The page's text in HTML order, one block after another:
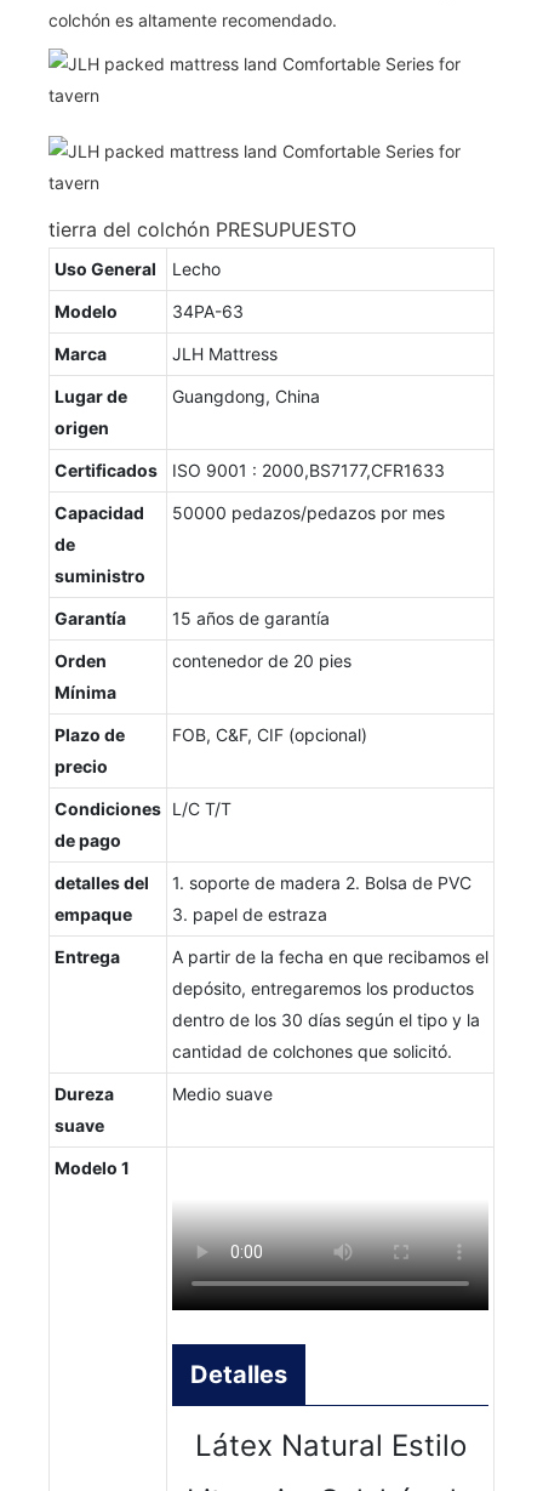
colchón es altamente recomendado.
tierra del colchón PRESUPUESTO
Uso General Lecho
Modelo 34PA-63
Marca JLH Mattress
Lugar de
origen
Guangdong, China
Certificados ISO 9001 : 2000,BS7177,CFR1633
Capacidad
de
suministro
50000 pedazos/pedazos por mes
Garantía 15 años de garantía
Orden
Mínima
contenedor de 20 pies
Plazo de
precio
FOB, C&F, CIF (opcional)
Condiciones
de pago
L/C T/T
detalles del
empaque
1. soporte de madera 2. Bolsa de PVC
3. papel de estraza
Entrega
A partir de la fecha en que recibamos el
depósito, entregaremos los productos
dentro de los 30 días según el tipo y la
cantidad de colchones que solicitó.
Dureza
suave
Medio suave
Modelo 1
Detalles
Látex Natural Estilo